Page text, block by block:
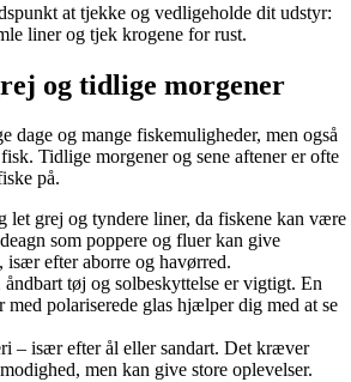
at tjekke og vedligeholde dit udstyr:
liner og tjek krogene for rust.
og tidlige morgener
dage og mange fiskemuligheder, men også
Tidlige morgener og sene aftener er ofte
på.
let grej og tyndere liner, da fiskene kan være
som poppere og fluer kan give
især efter aborre og havørred.
åndbart tøj og solbeskyttelse er vigtigt. En
med polariserede glas hjælper dig med at se
– især efter ål eller sandart. Det kræver
men kan give store oplevelser.